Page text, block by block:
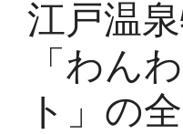
江戸温
「わん
ト」の